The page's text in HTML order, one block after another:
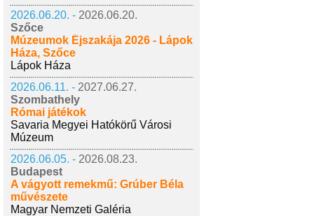
2026.06.20. - 2026.06.20.
Szőce
Múzeumok Éjszakája 2026 - Lápok
Háza, Szőce
Lápok Háza
2026.06.11. - 2027.06.27.
Szombathely
Római játékok
Savaria Megyei Hatókörű Városi
Múzeum
2026.06.05. - 2026.08.23.
Budapest
A vágyott remekmű: Grúber Béla
művészete
Magyar Nemzeti Galéria